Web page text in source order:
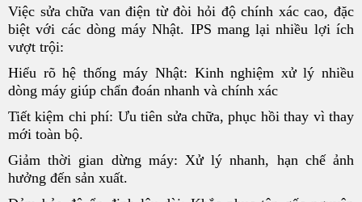
Việc sửa chữa van điện từ đòi hỏi độ chính xác cao, đặc
biệt với các dòng máy Nhật. IPS mang lại nhiều lợi ích
vượt trội:
Hiểu rõ hệ thống máy Nhật: Kinh nghiệm xử lý nhiều
dòng máy giúp chẩn đoán nhanh và chính xác
Tiết kiệm chi phí: Ưu tiên sửa chữa, phục hồi thay vì thay
mới toàn bộ.
Giảm thời gian dừng máy: Xử lý nhanh, hạn chế ảnh
hưởng đến sản xuất.